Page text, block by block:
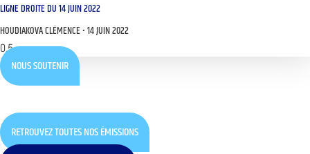
LIGNE DROITE DU 14 JUIN 2022
HOUDIAKOVA CLÉMENCE 14 JUIN 2022
NOUS SOUTENIR
RETROUVEZ TOUTES NOS ÉMISSIONS